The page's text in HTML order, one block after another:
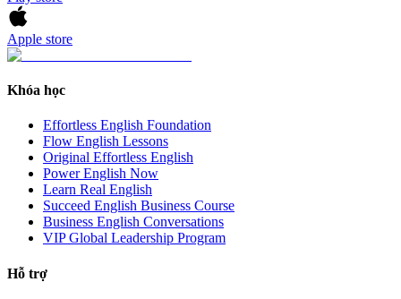
Apple store
Khóa học
Effortless English Foundation
Flow English Lessons
Original Effortless English
Power English Now
Learn Real English
Succeed English Business Course
Business English Conversations
VIP Global Leadership Program
Hỗ trợ